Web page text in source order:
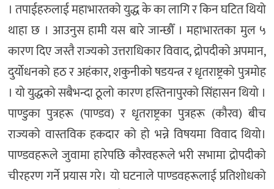
। तपाईहरुलाई महाभारतको युद्ध के का लागि र किन घटित थियो
थाहा छ । आउनुस हामी यस बारे जान्छौँ । महाभारतका मुल ५
कारण दिए जस्तै राज्यको उत्तराधिकार विवाद, द्रोपदीको अपमान,
दुर्योधनको हठ र अहंकार, शकुनीको षडयन्त्र र धृतराष्ट्रको पुत्रमोह
। यो युद्धको सबैभन्दा ठूलो कारण हस्तिनापुरको सिंहासन थियो ।
पाण्डुका पुत्रहरू (पाण्डव) र धृतराष्ट्रका पुत्रहरू (कौरव) बीच
राज्यको वास्तविक हकदार को हो भन्ने विषयमा विवाद थियो।
पाण्डवहरूले जुवामा हारेपछि कौरवहरूले भरी सभामा द्रोपदीको
चीरहरण गर्ने प्रयास गरे। यो घटनाले पाण्डवहरूलाई प्रतिशोधको